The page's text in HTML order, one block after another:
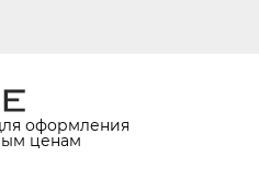
оформления
ценам